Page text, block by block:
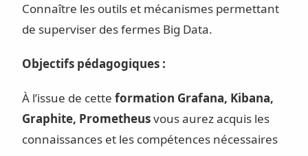
Connaître les outils et mécanismes permettant
de superviser des fermes Big Data.
Objectifs pédagogiques :
À l’issue de cette formation Grafana, Kibana,
Graphite, Prometheusvous aurez acquis les
connaissances et les compétences nécessaires